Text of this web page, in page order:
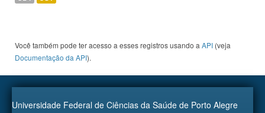
Você também pode ter acesso a esses registros usando a API (veja
Documentação da API).
Universidade Federal de Ciências da Saúde de Porto Alegre